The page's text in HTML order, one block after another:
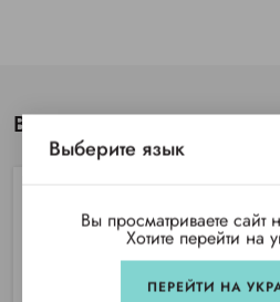
Вы просматривали
Выберите язык
Вы просматриваете сайт
Хотите перейти на
ПЕРЕЙТИ НА